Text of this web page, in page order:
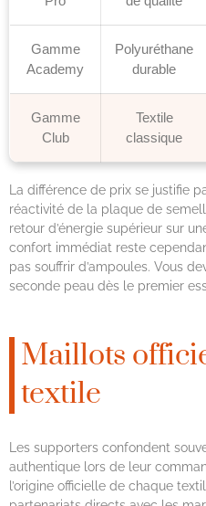
Gamme
Academy
Polyuréthane
durable
Gamme
Club
Textile
classique
La différence de prix se justifie
réactivité de la plaque de
retour d’énergie supérieur sur
confort immédiat reste
pas souffrir d’ampoules. Vous
seconde peau dès le premier
Maillots
textile
Les supporters confondent
authentique lors de leur
l’origine officielle de chaque